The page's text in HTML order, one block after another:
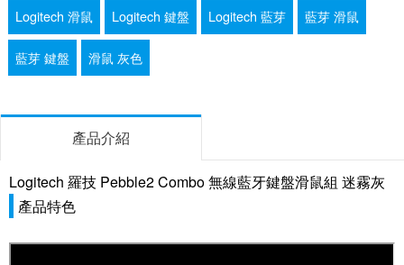
Logitech 滑鼠 Logitech 鍵盤 Logitech 藍芽 藍芽 滑鼠
藍芽 鍵盤 滑鼠 灰色
產品介紹
Logitech 羅技 Pebble2 Combo 無線藍牙鍵盤滑鼠組 迷霧灰
產品特色